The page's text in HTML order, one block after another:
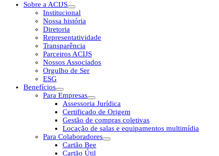
Sobre a ACIJS
Institucional
Nossa história
Diretoria
Representatividade
Transparência
Parceiros ACIJS
Nossos Associados
Orgulho de Ser
ESG
Benefícios
Para Empresas
Assessoria Jurídica
Certificado de Origem
Gestão de compras coletivas
Locação de salas e equipamentos multimídia
Para Colaboradores
Cartão Bee
Cartão Útil